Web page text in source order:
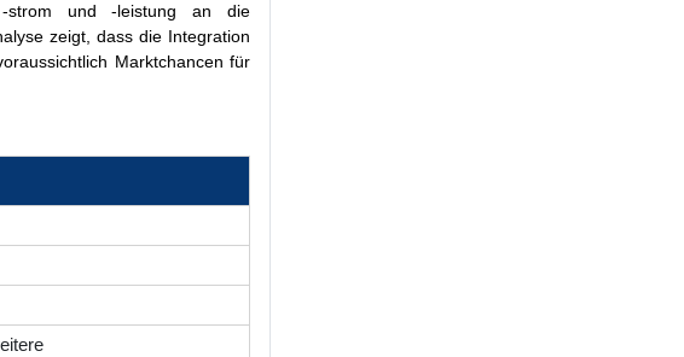
-strom und -leistung an die
zeigt, dass die Integration
Marktchancen für